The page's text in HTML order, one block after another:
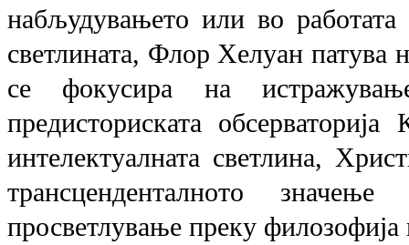
набљудувањето или во работата
светлината, Флор Хелуан патува
се фокусира на
предисториската
интелектуалната светлина,
трансценденталното
просветлување преку